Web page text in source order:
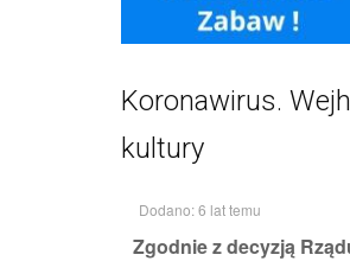
Koronawirus.
kultury
Dodano: 6 lat temu
Zgodnie z decyzją